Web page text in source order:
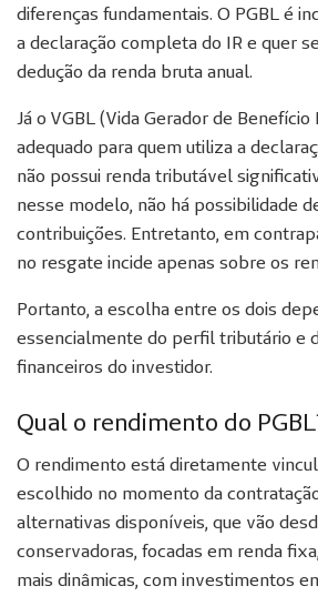
diferenças fundamentais. O PGBL é
a declaração completa do IR e quer
dedução da renda bruta anual.
Já o VGBL (Vida Gerador de
adequado para quem utiliza a
não possui renda tributável
nesse modelo, não há possibilidade
contribuições. Entretanto, em
no resgate incide apenas sobre os
Portanto, a escolha entre os dois
essencialmente do perfil tributário e
financeiros do investidor.
Qual o rendimento do
O rendimento está diretamente
escolhido no momento da
alternativas disponíveis, que vão
conservadoras, focadas em renda
mais dinâmicas, com investimentos